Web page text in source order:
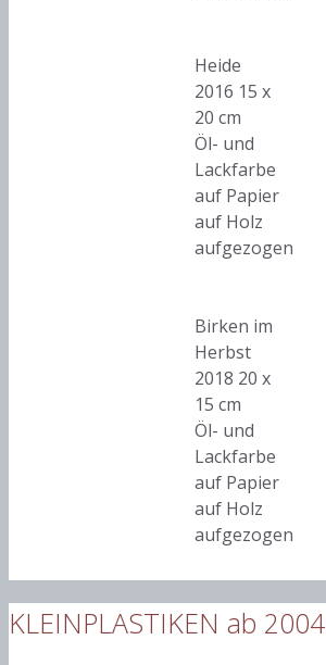
Heide
2016 15 x
20 cm
Öl- und
Lackfarbe
auf Papier
auf Holz
aufgezogen
Birken im
Herbst
2018 20 x
15 cm
Öl- und
Lackfarbe
auf Papier
auf Holz
aufgezogen
KLEINPLASTIKEN ab 2004